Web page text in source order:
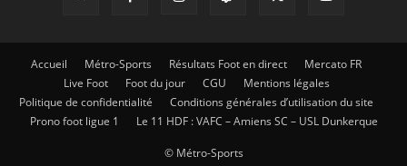
Accueil Métro-Sports Résultats Foot en direct
Mercato FR
Live Foot
Foot du jour CGU
Mentions légales
Politique de confidentialité
Conditions générales d’utilisation du site
Prono foot ligue 1
Le 11 HDF : VAFC – Amiens SC – USL Dunkerque
© Métro-Sports